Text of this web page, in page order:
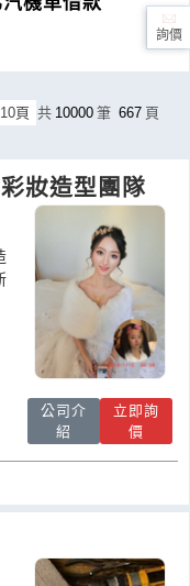
頁 共 10000 筆 667 頁
妝造型團隊
公司介
紹
立即詢
價
詢價